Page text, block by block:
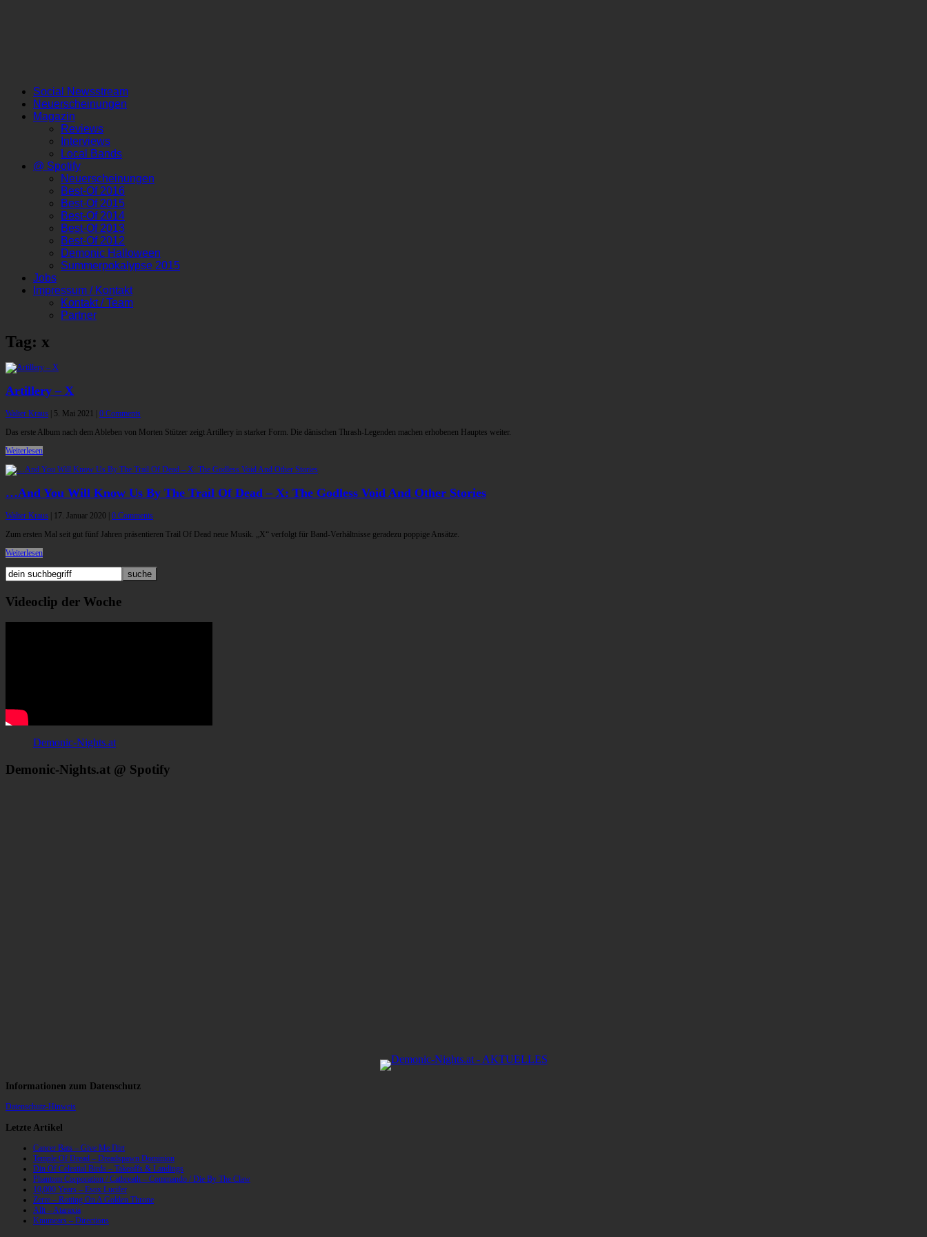
Social Newsstream
Neuerscheinungen
Magazin
Reviews
Interviews
Local Bands
@ Spotify
Neuerscheinungen
Best-Of 2016
Best-Of 2015
Best-Of 2014
Best-Of 2013
Best-Of 2012
Demonic Halloween
Summerpokalypse 2015
Jobs
Impressum / Kontakt
Kontakt / Team
Partner
Tag: x
Artillery – X
Walter Kraus 5. Mai 2021
0 Comments
Das erste Album nach dem Ableben von Morten Stützer zeigt Artillery in starker Form. Die dänischen Thrash-Legenden machen erhobenen Hauptes weiter.
Weiterlesen
…And You Will Know Us By The Trail Of Dead – X: The Godless Void And Other Stories
Walter Kraus 17. Januar 2020 0 Comments
Zum ersten Mal seit gut fünf Jahren präsentieren Trail Of Dead neue Musik. „X“ verfolgt für Band-Verhältnisse geradezu poppige Ansätze.
Weiterlesen
Videoclip der Woche
Demonic-Nights.at
Demonic-Nights.at @ Spotify
Informationen zum Datenschutz
Datenschutz-Hinweis
Letzte Artikel
Cancer Bats – Give Me Dirt
Temple Of Dread – Dreadspawn Dominion
Din Of Celestial Birds – Takeoffs & Landings
Phantom Corporation / Catbreath – Commando / Die By The Claw
10,000 Years – Esox Lucifer
Zerre – Rotting On A Golden Throne
Allt – Ataraxia
Knumears – Directions